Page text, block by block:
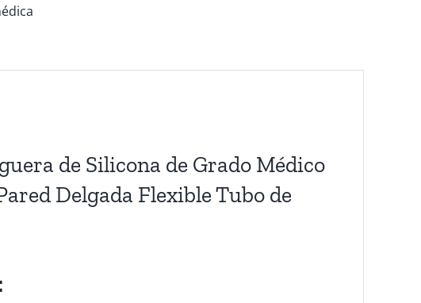
de Silicona de Grado Médico
Delgada Flexible Tubo de